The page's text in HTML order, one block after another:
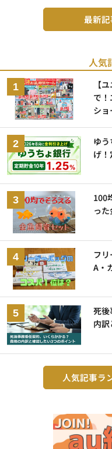
最新
人気
【
で
シ
ゆ
げ
100
っ
フ
A・
死後
内
人気記事ラ